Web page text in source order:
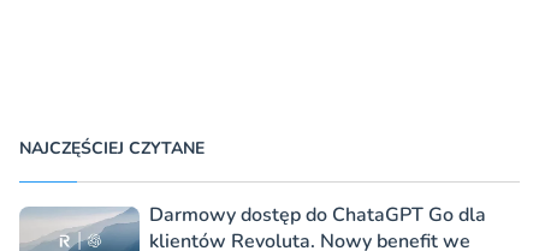
NAJCZĘŚCIEJ CZYTANE
Darmowy dostęp do ChataGPT Go dla
klientów Revoluta. Nowy benefit we